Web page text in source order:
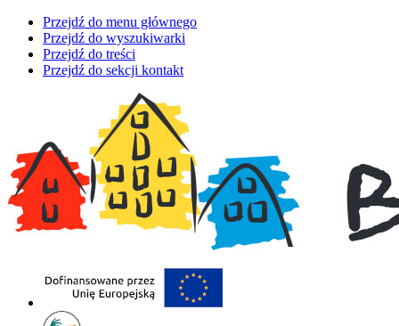
Przejdź do menu głównego
Przejdź do wyszukiwarki
Przejdź do treści
Przejdź do sekcji kontakt